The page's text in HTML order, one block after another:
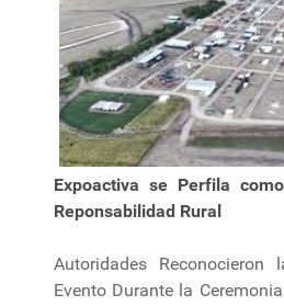
Expoactiva se Perfila
Reponsabilidad Rural
Autoridades Reconocieron
Evento Durante la